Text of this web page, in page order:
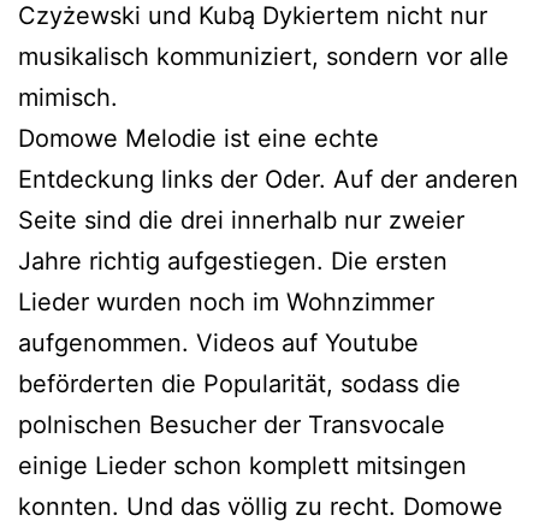
Czyżewski und Kubą Dykiertem nicht nur
musikalisch kommuniziert, sondern vor alle
mimisch.
Domowe Melodie ist eine echte
Entdeckung links der Oder. Auf der anderen
Seite sind die drei innerhalb nur zweier
Jahre richtig aufgestiegen. Die ersten
Lieder wurden noch im Wohnzimmer
aufgenommen. Videos auf Youtube
beförderten die Popularität, sodass die
polnischen Besucher der Transvocale
einige Lieder schon komplett mitsingen
konnten. Und das völlig zu recht. Domowe